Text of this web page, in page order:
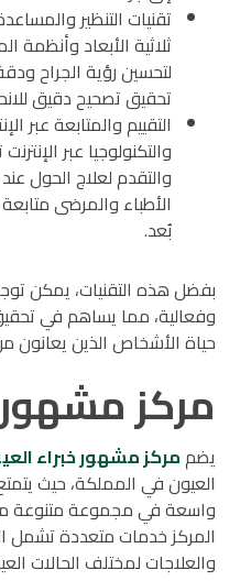
تقنيات التنظير
ثلاثية الأبعاد وأنظمة
لتحسين رؤية الجراح
تحقيق تصحيح دقيق
التقييم والمتابعة عبر
والتكنولوجيا عبر
والتقدم لعلاج الحول
الأطباء والمرضى
بُعد.
بفضل هذه التقنيات، يمكن
وفعالية، مما يساهم في
حياة الأشخاص الذين يعانون
مركز مشهور
يضممركز مشهور خبراء
العيون في المملكة، حيث
واسعة في مجموعة متنوعة
المركز خدمات متعددة تشمل
والعلاجات لمختلف الحالات